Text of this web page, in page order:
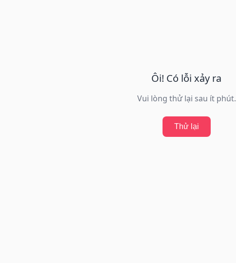
Ôi! Có lỗi xảy ra
Vui lòng thử lại sau ít phút.
Thử lại